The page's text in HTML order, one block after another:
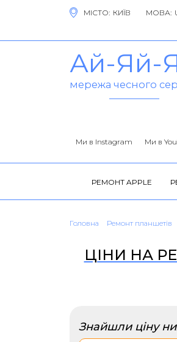
МІСТО: МОВА:
Ай-Яй-
мережа чесного
Ми в Instagram Ми в
РЕМОНТ APPLE
Головна Ремонт планшетів
ЦІНИ НА
Знайшли ціну